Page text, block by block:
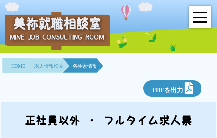
HOME
事業所紹介
相談室とは？
美祢就職相談室
MINE JOB CONSULTING ROOM
HOME 求人情報検索 各検索情報
PDFを出力
正社員以外 ・ フルタイム求人票